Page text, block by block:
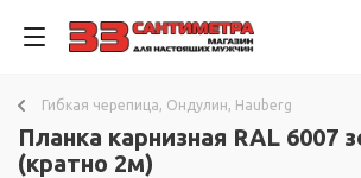
Гибкая черепица, Ондулин, Hauberg
Планка карнизная RAL 6007
(кратно 2м)